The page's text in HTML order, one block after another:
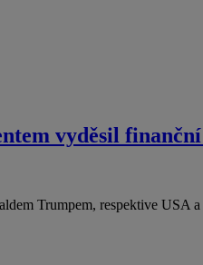
vyděsil
Trumpem, respektive USA